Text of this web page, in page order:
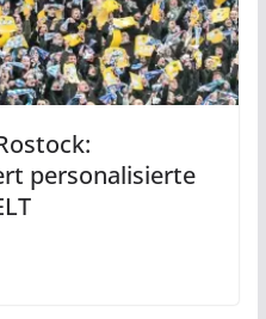
personalisierte